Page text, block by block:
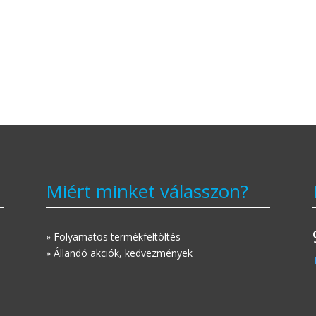
Miért minket válasszon?
» Folyamatos termékfeltöltés
» Állandó akciók, kedvezmények